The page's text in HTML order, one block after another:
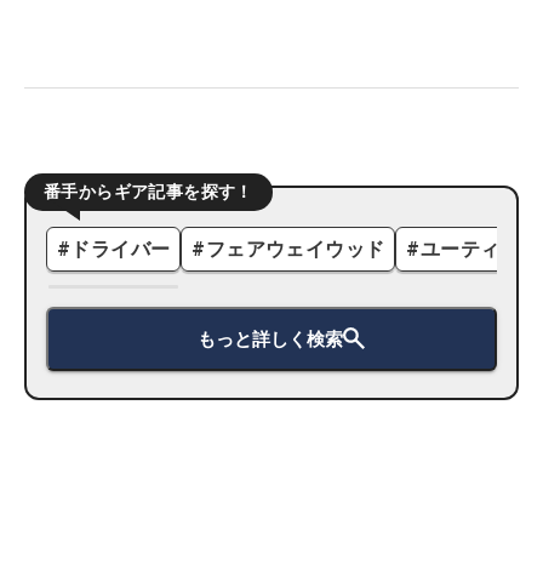
番手からギア記事を探す！
# ドライバー #フェアウェイウッド #ユーティリ
もっと詳しく検索